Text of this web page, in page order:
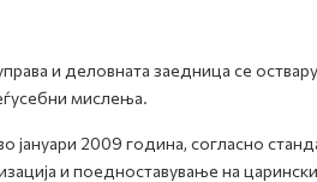
и деловната заедница се
мислења.
2009 година, согласно
и поедноставување на